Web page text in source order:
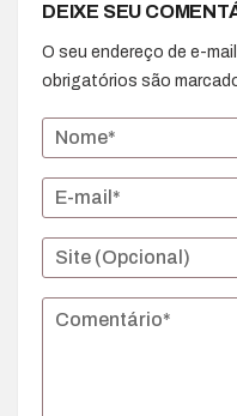
DEIXE SEU
O seu endereço de e-
obrigatórios são